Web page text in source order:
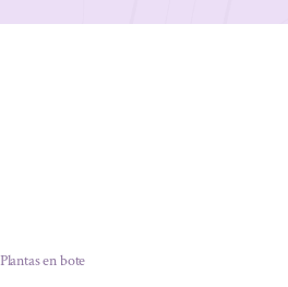
Plantas en bote